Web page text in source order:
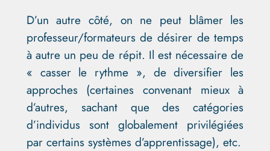
D’un autre côté, on ne peut blâmer les
professeur/formateurs de désirer de temps
à autre un peu de répit. Il est nécessaire de
« casser le rythme », de diversifier les
approches (certaines convenant mieux à
d’autres, sachant que des catégories
d’individus sont globalement privilégiées
par certains systèmes d’apprentissage), etc.